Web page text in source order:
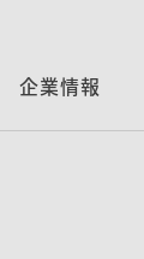
企業情報